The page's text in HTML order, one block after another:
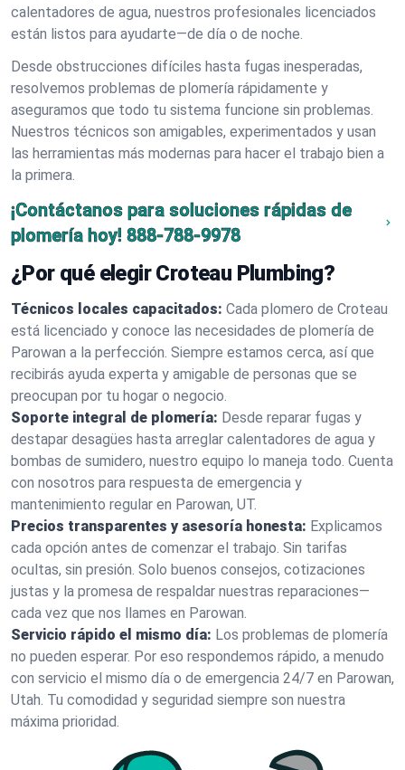
calentadores de agua, nuestros profesionales licenciados
están listos para ayudarte—de día o de noche.
Desde obstrucciones difíciles hasta fugas inesperadas,
resolvemos problemas de plomería rápidamente y
aseguramos que todo tu sistema funcione sin problemas.
Nuestros técnicos son amigables, experimentados y usan
las herramientas más modernas para hacer el trabajo bien a
la primera.
¡Contáctanos para soluciones rápidas de
plomería hoy! 888-788-9978
¿Por qué elegir Croteau Plumbing?
Técnicos locales capacitados: Cada plomero de Croteau
está licenciado y conoce las necesidades de plomería de
Parowan a la perfección. Siempre estamos cerca, así que
recibirás ayuda experta y amigable de personas que se
preocupan por tu hogar o negocio.
Soporte integral de plomería: Desde reparar fugas y
destapar desagües hasta arreglar calentadores de agua y
bombas de sumidero, nuestro equipo lo maneja todo. Cuenta
con nosotros para respuesta de emergencia y
mantenimiento regular en Parowan, UT.
Precios transparentes y asesoría honesta: Explicamos
cada opción antes de comenzar el trabajo. Sin tarifas
ocultas, sin presión. Solo buenos consejos, cotizaciones
justas y la promesa de respaldar nuestras reparaciones—
cada vez que nos llames en Parowan.
Servicio rápido el mismo día: Los problemas de plomería
no pueden esperar. Por eso respondemos rápido, a menudo
con servicio el mismo día o de emergencia 24/7 en Parowan,
Utah. Tu comodidad y seguridad siempre son nuestra
máxima prioridad.